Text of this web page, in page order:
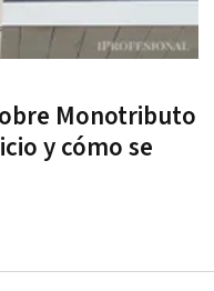
Monotributo
y cómo se